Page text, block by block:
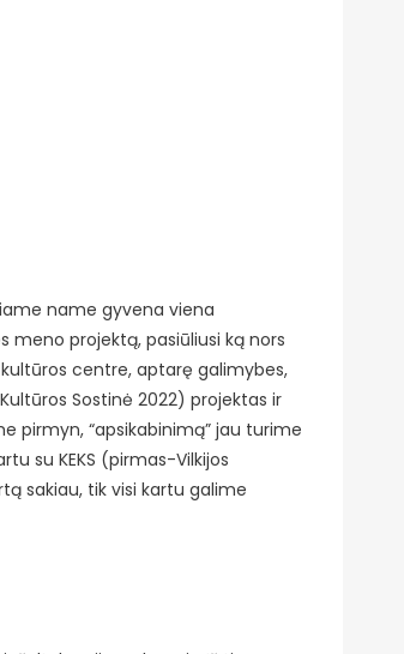
name gyvena viena
meno projektą, pasiūliusi ką nors
centre, aptarę galimybes,
Sostinė 2022) projektas ir
pirmyn, “apsikabinimą” jau turime
su KEKS (pirmas-Vilkijos
sakiau, tik visi kartu galime